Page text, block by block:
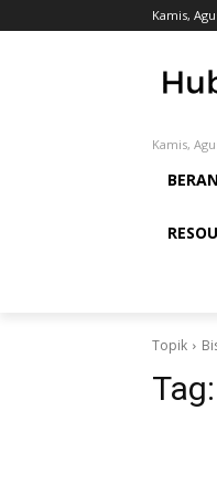
Kamis,
Kamis,
Topik
Tag: